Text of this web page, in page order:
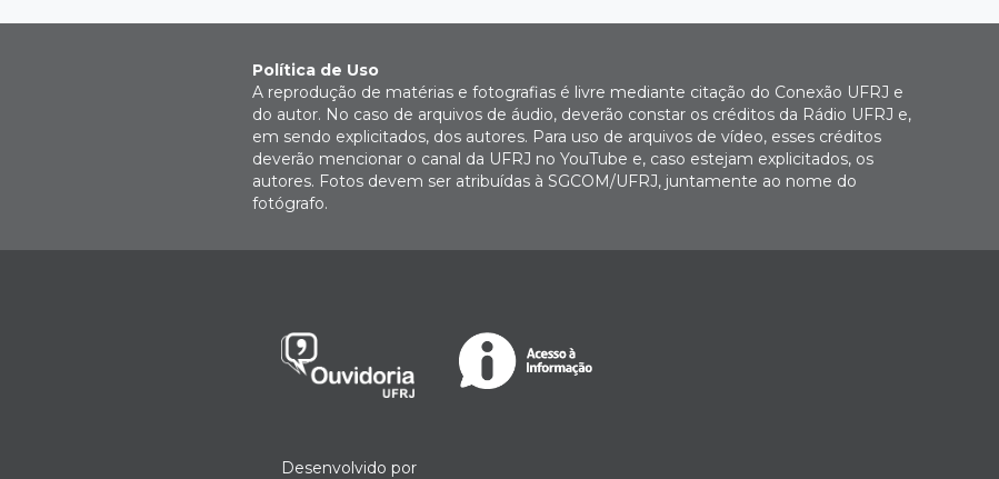
Política de Uso
A reprodução de matérias e fotografias é livre mediante citação do Conexão UFRJ e
do autor. No caso de arquivos de áudio, deverão constar os créditos da Rádio UFRJ e,
em sendo explicitados, dos autores. Para uso de arquivos de vídeo, esses créditos
deverão mencionar o canal da UFRJ no YouTube e, caso estejam explicitados, os
autores. Fotos devem ser atribuídas à SGCOM/UFRJ, juntamente ao nome do
fotógrafo.
Desenvolvido por